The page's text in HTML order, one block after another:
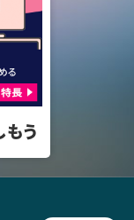
もう